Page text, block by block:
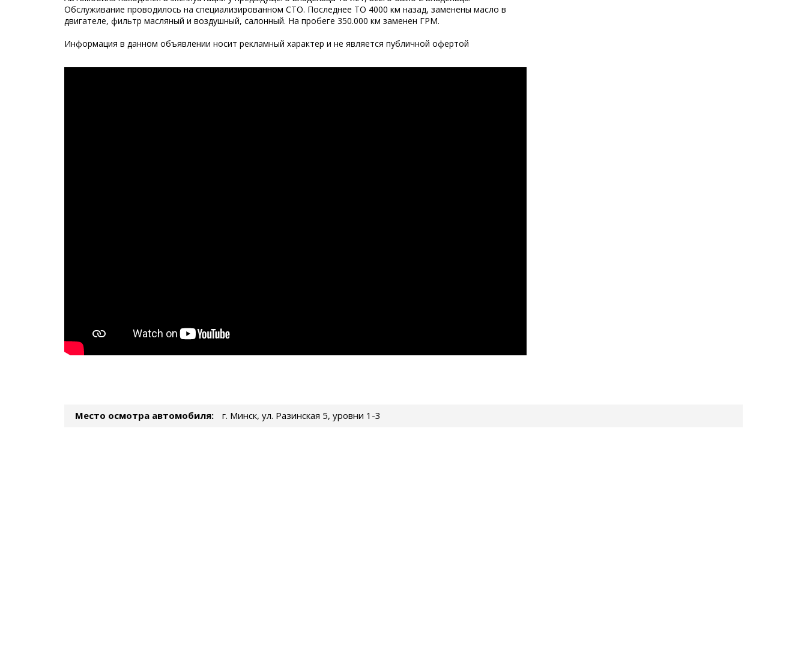
Обслуживание проводилось на специализированном СТО. Последнее ТО 4000 км назад, заменены масло в
двигателе, фильтр масляный и воздушный, салонный. На пробеге 350.000 км заменен ГРМ.
Информация в данном объявлении носит рекламный характер и не является публичной офертой
Место осмотра автомобиля: г. Минск, ул. Разинская 5, уровни 1-3